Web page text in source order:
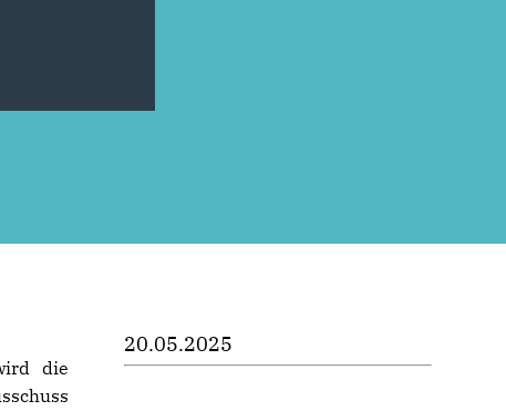
die
20.05.2025